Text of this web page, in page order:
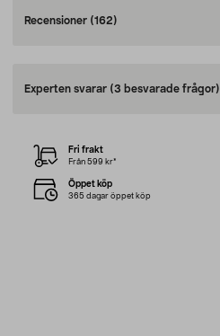
Recensioner (162)
Experten svarar (3 besvarade frågor)
Fri frakt
Från 599 kr*
Öppet köp
365 dagar öppet köp